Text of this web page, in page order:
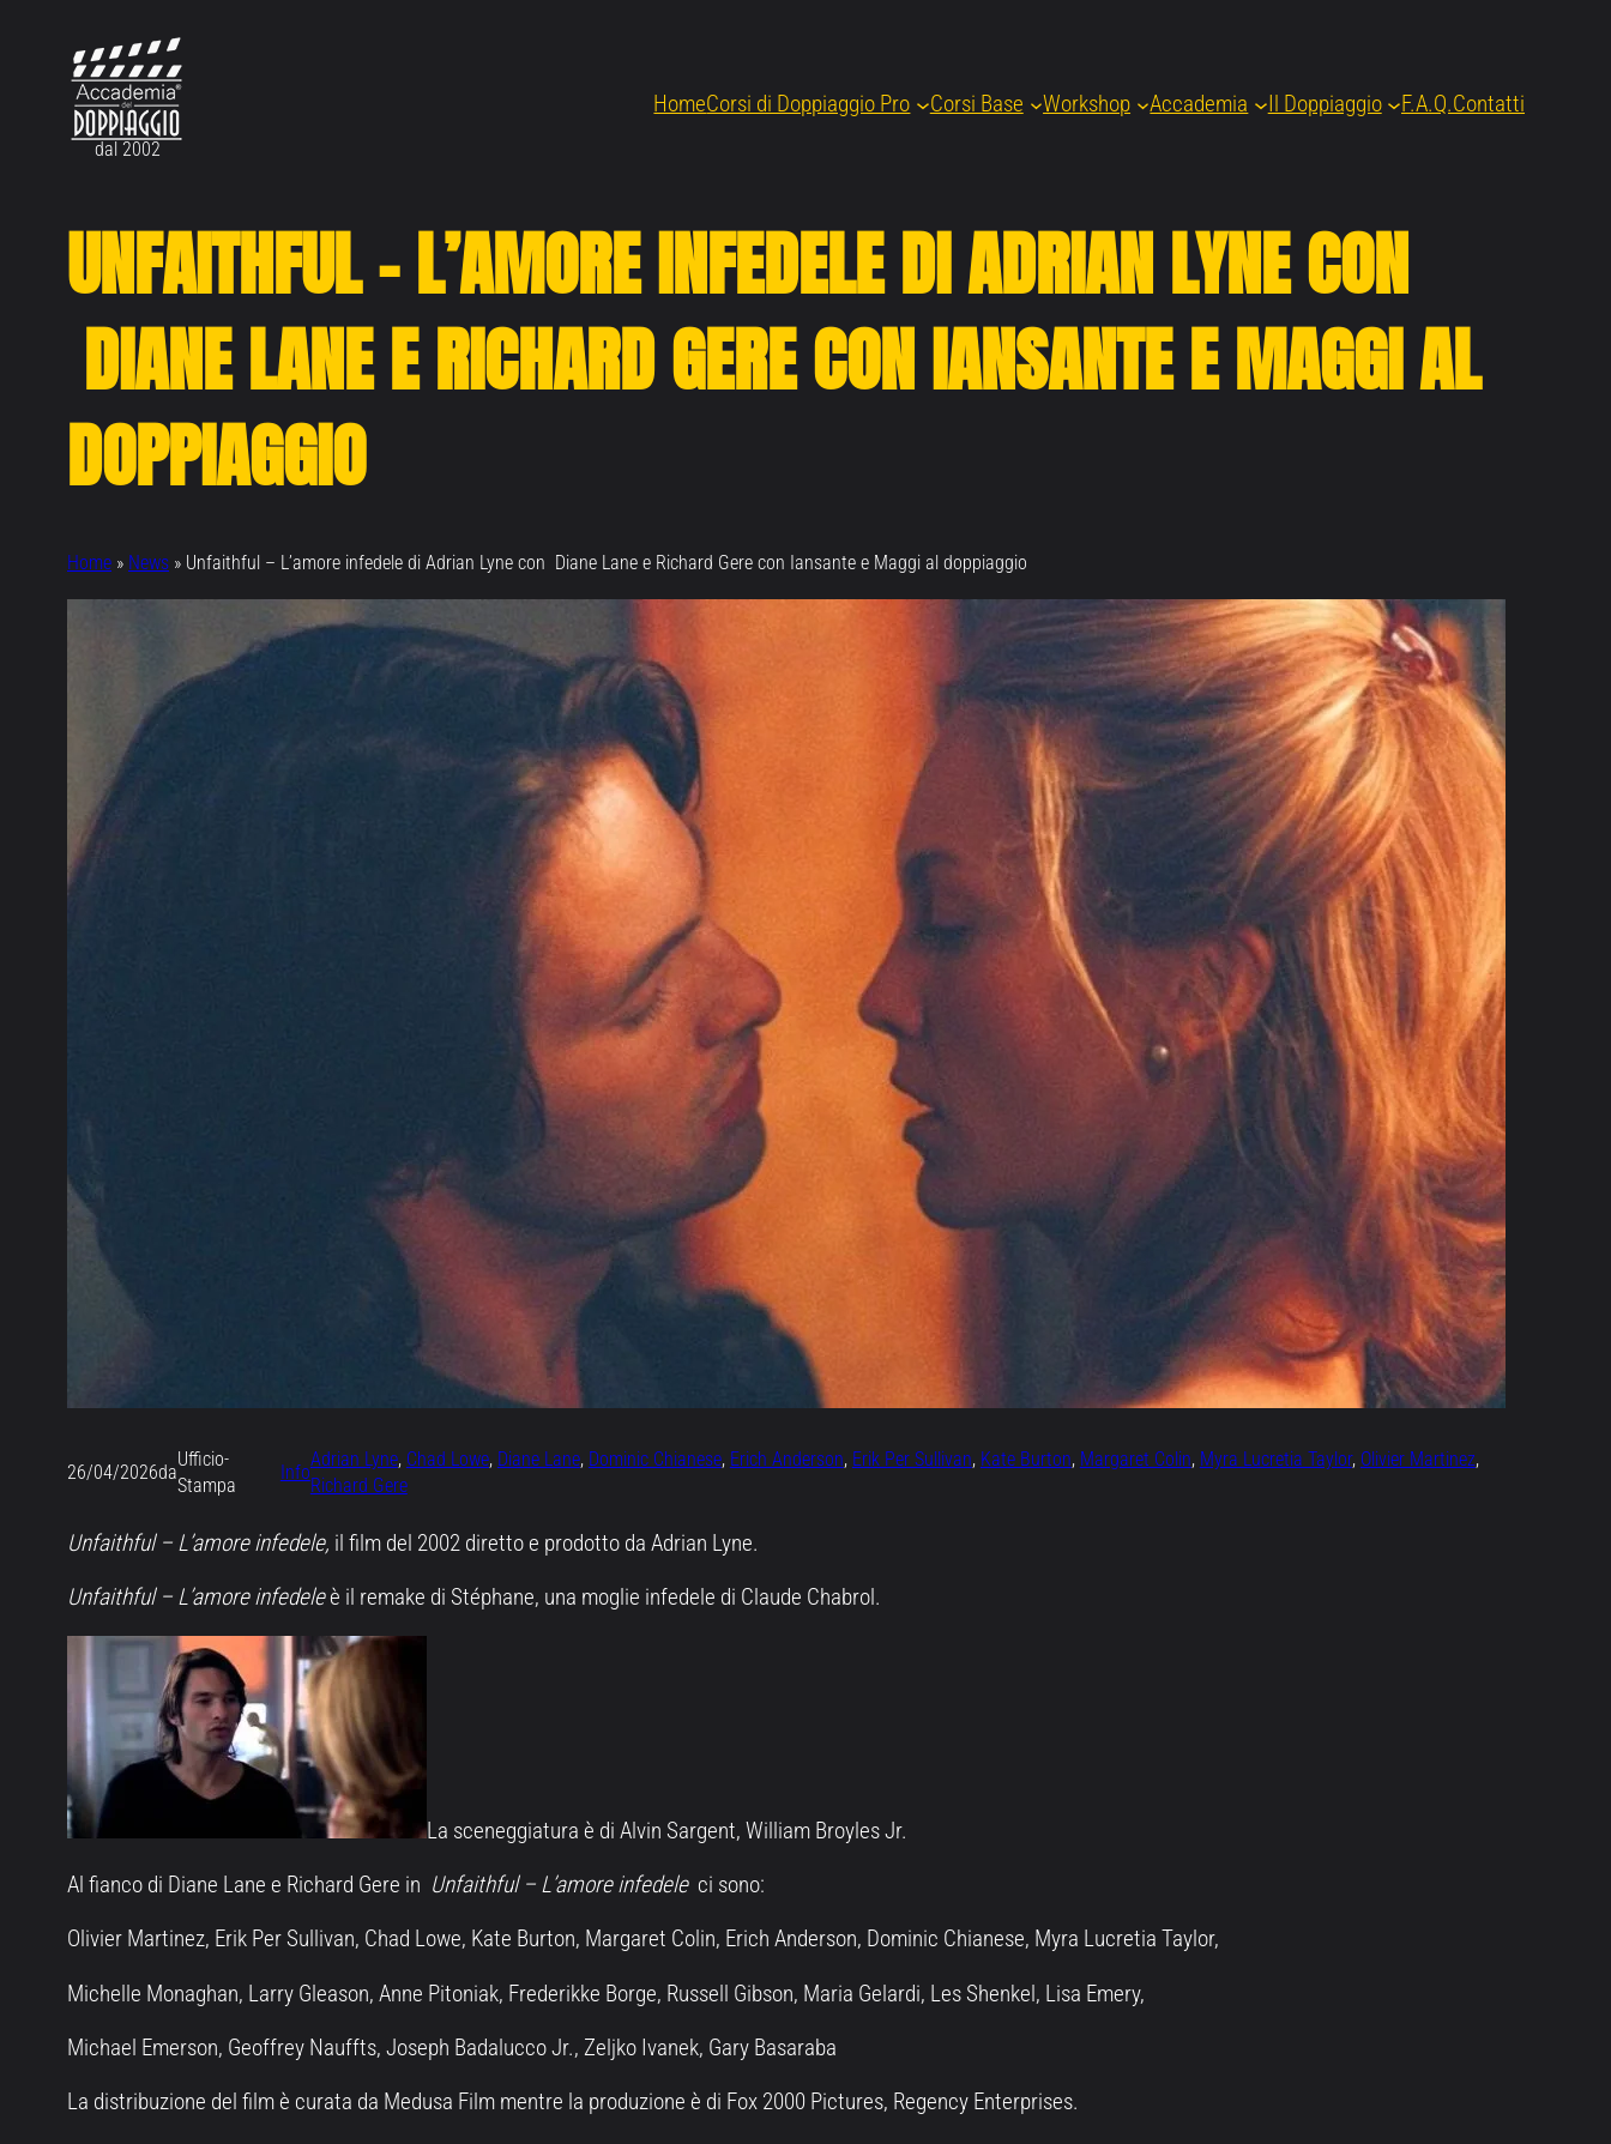
contenuto
dal 2002
HomeCorsi di Doppiaggio Pro Corsi Base Workshop Accademia Il Doppiaggio F.A.Q.Contatti
UNFAITHFUL – L’AMORE INFEDELE DI ADRIAN LYNE CON
DIANE LANE E RICHARD GERE CON IANSANTE E MAGGI AL
DOPPIAGGIO
Home » News » Unfaithful – L’amore infedele di Adrian Lyne con Diane Lane e Richard Gere con Iansante e Maggi al doppiaggio
26/04/2026da
Ufficio-
Stampa
Info
Adrian Lyne, Chad Lowe, Diane Lane, Dominic Chianese, Erich Anderson, Erik Per Sullivan, Kate Burton, Margaret Colin, Myra Lucretia Taylor, Olivier Martinez ,
Richard Gere
Unfaithful – L’amore infedele, il film del 2002 diretto e prodotto da Adrian Lyne.
Unfaithful – L’amore infedeleè il remake di Stéphane, una moglie infedele di Claude Chabrol.
La sceneggiatura è di Alvin Sargent, William Broyles Jr.
Al fianco di Diane Lane e Richard Gere in Unfaithful – L’amore infedeleci sono:
Olivier Martinez, Erik Per Sullivan, Chad Lowe, Kate Burton, Margaret Colin, Erich Anderson, Dominic Chianese, Myra Lucretia Taylor,
Michelle Monaghan, Larry Gleason, Anne Pitoniak, Frederikke Borge, Russell Gibson, Maria Gelardi, Les Shenkel, Lisa Emery,
Michael Emerson, Geoffrey Nauffts, Joseph Badalucco Jr., Zeljko Ivanek, Gary Basaraba
La distribuzione del film è curata da Medusa Film mentre la produzione è di Fox 2000 Pictures, Regency Enterprises.